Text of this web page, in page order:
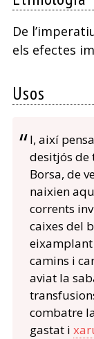
De
els efectes
Usos
I, així
desitjós de
Borsa, de
naixien
corrents
caixes del
camins i
aviat la
combatre
gastat i